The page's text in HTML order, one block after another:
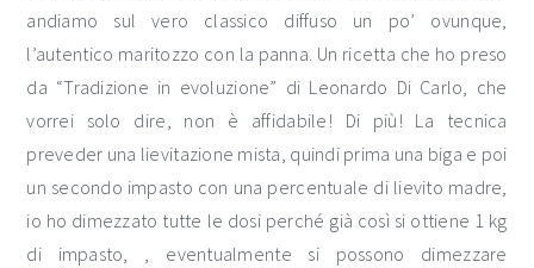
andiamo sul vero classico diffuso un po’ ovunque,
l’autentico maritozzo con la panna. Un ricetta che ho preso
da “Tradizione in evoluzione” di Leonardo Di Carlo, che
vorrei solo dire, non è affidabile! Di più! La tecnica
preveder una lievitazione mista, quindi prima una biga e poi
un secondo impasto con una percentuale di lievito madre,
io ho dimezzato tutte le dosi perché già così si ottiene 1 kg
di impasto, , eventualmente si possono dimezzare